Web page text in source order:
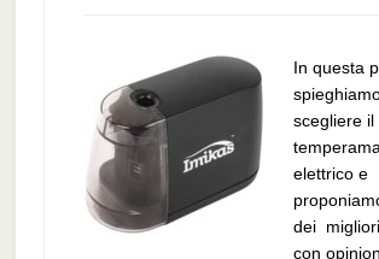
In questa
scegliere il
elettrico e
dei
con